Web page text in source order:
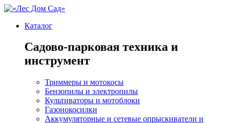
Каталог
Садово-парковая техника и
инструмент
Триммеры и мотокосы
Бензопилы и электропилы
Культиваторы и мотоблоки
Газонокосилки
Аккумуляторные и сетевые опрыскиватели и